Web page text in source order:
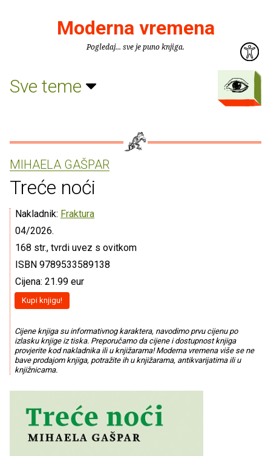
Moderna vremena
Pogledaj... sve je puno knjiga.
Sve teme
MIHAELA GAŠPAR
Treće noći
Nakladnik: Fraktura
04/2026.
168 str., tvrdi uvez s ovitkom
ISBN 9789533589138
Cijena: 21.99 eur
Kupi knjigu!
Cijene knjiga su informativnog karaktera, navodimo prvu cijenu po
izlasku knjige iz tiska. Preporučamo da cijene i dostupnost knjiga
provjerite kod nakladnika ili u knjižarama! Moderna vremena više se ne
bave prodajom knjiga, potražite ih u knjižarama, antikvarijatima ili u
knjižnicama.